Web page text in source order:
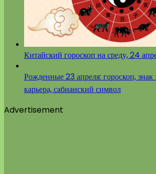
Китайский гороскоп на среду, 24
Рожденные 23 апреля: гороскоп, знак
карьера, сабианский символ
Advertisement